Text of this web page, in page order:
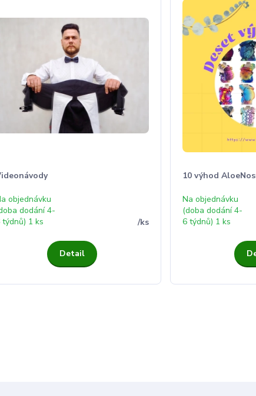
/ks
objednávku
dodání 4-
týdnů) 1 ks
Detail
10 výhod
Na objednávku
(doba dodání 4-
6 týdnů) 1 ks